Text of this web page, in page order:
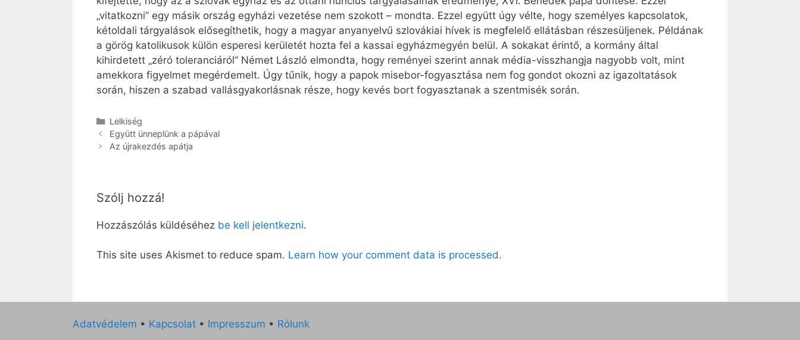
„vitatkozni” egy másik ország egyházi vezetése nem szokott – mondta. Ezzel együtt úgy vélte, hogy személyes kapcsolatok,
kétoldali tárgyalások elősegíthetik, hogy a magyar anyanyelvű szlovákiai hívek is megfelelő ellátásban részesüljenek. Példának
a görög katolikusok külön esperesi kerületét hozta fel a kassai egyházmegyén belül. A sokakat érintő, a kormány által
kihirdetett „zéró toleranciáról” Német László elmondta, hogy reményei szerint annak média-visszhangja nagyobb volt, mint
amekkora figyelmet megérdemelt. Úgy tűnik, hogy a papok misebor-fogyasztása nem fog gondot okozni az igazoltatások
során, hiszen a szabad vallásgyakorlásnak része, hogy kevés bort fogyasztanak a szentmisék során.
Kategória
Lelkiség
Együtt ünneplünk a pápával
Az újrakezdés apátja
Szólj hozzá!
Hozzászólás küldéséhez be kell jelentkezni.
This site uses Akismet to reduce spam. Learn how your comment data is processed.
Adatvédelem • Kapcsolat • Impresszum • Rólunk